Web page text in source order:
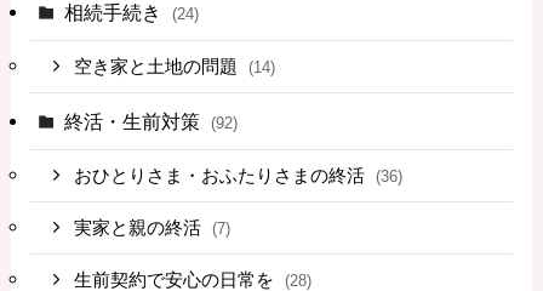
相続手続き (24)
空き家と土地の問題 (14)
終活・生前対策 (92)
おひとりさま・おふたりさまの終活 (36)
実家と親の終活 (7)
生前契約で安心の日常を (28)